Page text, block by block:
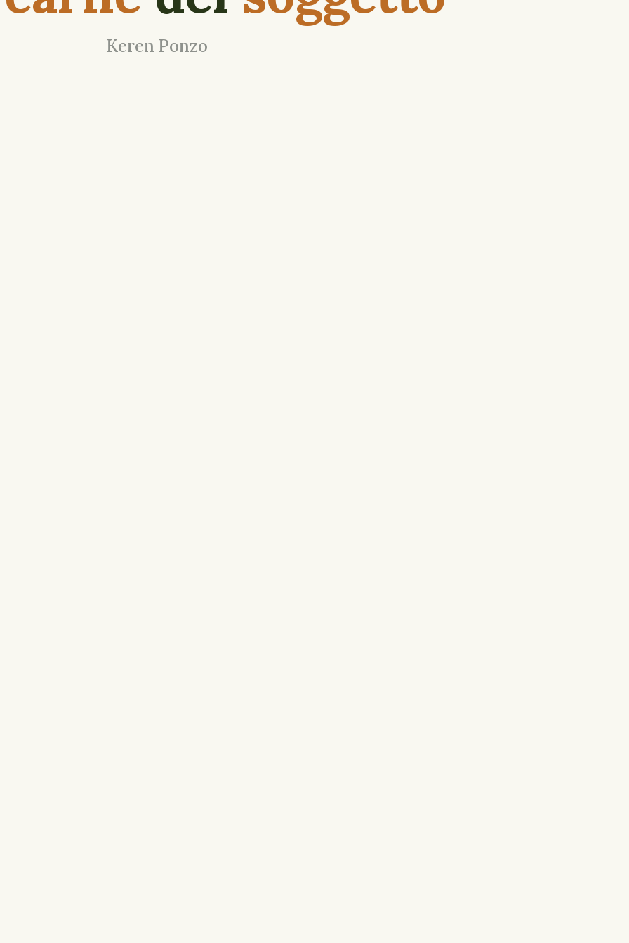
Keren Ponzo